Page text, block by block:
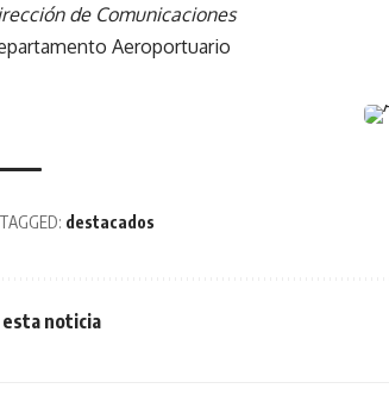
de Comunicaciones
Aeroportuario
TAGGED: destacados
noticia